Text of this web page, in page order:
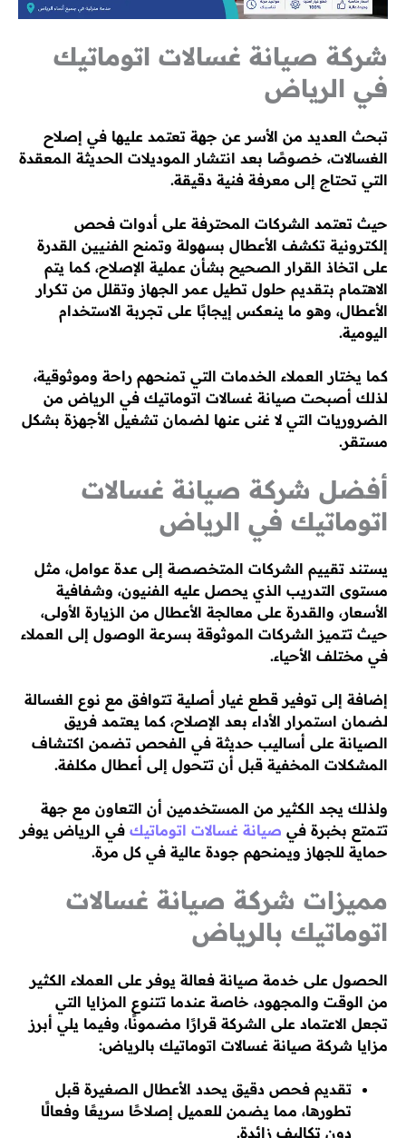
شركة صيانة غسالات اتوماتيك
في الرياض
تبحث العديد من الأسر عن جهة تعتمد عليها في إصلاح
الغسالات، خصوصًا بعد انتشار الموديلات الحديثة المعقدة
التي تحتاج إلى معرفة فنية دقيقة.
حيث تعتمد الشركات المحترفة على أدوات فحص
إلكترونية تكشف الأعطال بسهولة وتمنح الفنيين القدرة
على اتخاذ القرار الصحيح بشأن عملية الإصلاح، كما يتم
الاهتمام بتقديم حلول تطيل عمر الجهاز وتقلل من تكرار
الأعطال، وهو ما ينعكس إيجابًا على تجربة الاستخدام
اليومية.
كما يختار العملاء الخدمات التي تمنحهم راحة وموثوقية،
لذلك أصبحت صيانة غسالات اتوماتيك في الرياض من
الضروريات التي لا غنى عنها لضمان تشغيل الأجهزة بشكل
مستقر.
أفضل شركة صيانة غسالات
اتوماتيك في الرياض
يستند تقييم الشركات المتخصصة إلى عدة عوامل، مثل
مستوى التدريب الذي يحصل عليه الفنيون، وشفافية
الأسعار، والقدرة على معالجة الأعطال من الزيارة الأولى،
حيث تتميز الشركات الموثوقة بسرعة الوصول إلى العملاء
في مختلف الأحياء.
إضافة إلى توفير قطع غيار أصلية تتوافق مع نوع الغسالة
لضمان استمرار الأداء بعد الإصلاح، كما يعتمد فريق
الصيانة على أساليب حديثة في الفحص تضمن اكتشاف
المشكلات المخفية قبل أن تتحول إلى أعطال مكلفة.
ولذلك يجد الكثير من المستخدمين أن التعاون مع جهة
تتمتع بخبرة في صيانة غسالات اتوماتيك في الرياض يوفر
حماية للجهاز ويمنحهم جودة عالية في كل مرة.
مميزات شركة صيانة غسالات
اتوماتيك بالرياض
الحصول على خدمة صيانة فعالة يوفر على العملاء الكثير
من الوقت والمجهود، خاصة عندما تتنوع المزايا التي
تجعل الاعتماد على الشركة قرارًا مضمونًا، وفيما يلي أبرز
مزايا شركة صيانة غسالات اتوماتيك بالرياض:
تقديم فحص دقيق يحدد الأعطال الصغيرة قبل
تطورها، مما يضمن للعميل إصلاحًا سريعًا وفعالًا
دون تكاليف زائدة.